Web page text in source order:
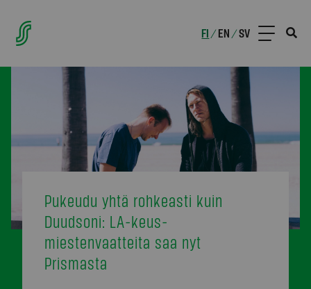
FI /EN /SV
Pukeudu yhtä rohkeasti kuin
Duudsoni: LA-keus-
miestenvaatteita saa nyt
Prismasta